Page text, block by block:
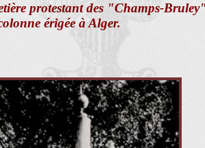
protestant des "Champs-
érigée à Alger.